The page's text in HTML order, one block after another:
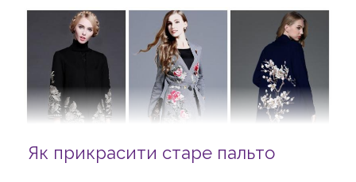
Як прикрасити старе пальто